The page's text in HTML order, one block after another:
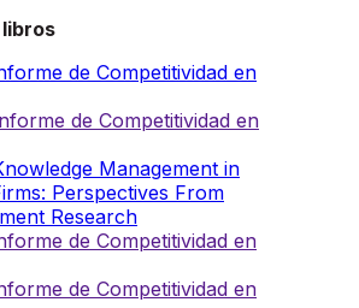
de Competitividad en
de Competitividad en
Management in
Perspectives From
Research
de Competitividad en
de Competitividad en